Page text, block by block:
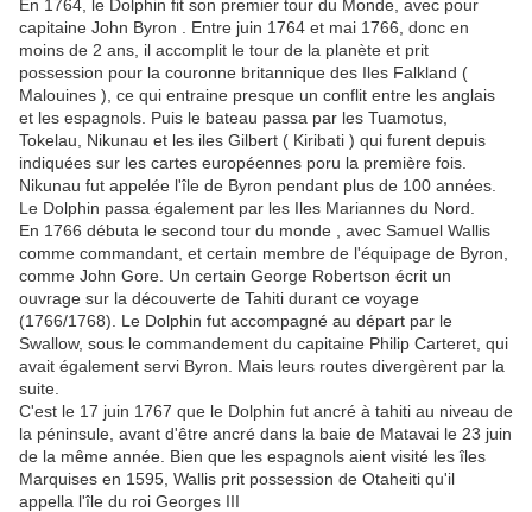
En 1764, le Dolphin fit son premier tour du Monde, avec pour
capitaine John Byron . Entre juin 1764 et mai 1766, donc en
moins de 2 ans, il accomplit le tour de la planète et prit
possession pour la couronne britannique des Iles Falkland (
Malouines ), ce qui entraine presque un conflit entre les anglais
et les espagnols. Puis le bateau passa par les Tuamotus,
Tokelau, Nikunau et les iles Gilbert ( Kiribati ) qui furent depuis
indiquées sur les cartes européennes poru la première fois.
Nikunau fut appelée l'île de Byron pendant plus de 100 années.
Le Dolphin passa également par les Iles Mariannes du Nord.
En 1766 débuta le second tour du monde , avec Samuel Wallis
comme commandant, et certain membre de l'équipage de Byron,
comme John Gore. Un certain George Robertson écrit un
ouvrage sur la découverte de Tahiti durant ce voyage
(1766/1768). Le Dolphin fut accompagné au départ par le
Swallow, sous le commandement du capitaine Philip Carteret, qui
avait également servi Byron. Mais leurs routes divergèrent par la
suite.
C'est le 17 juin 1767 que le Dolphin fut ancré à tahiti au niveau de
la péninsule, avant d'être ancré dans la baie de Matavai le 23 juin
de la même année. Bien que les espagnols aient visité les îles
Marquises en 1595, Wallis prit possession de Otaheiti qu'il
appella l'île du roi Georges III